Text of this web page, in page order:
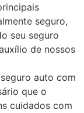
seguro,
seu seguro
de nossos
auto com
que o
cuidados com